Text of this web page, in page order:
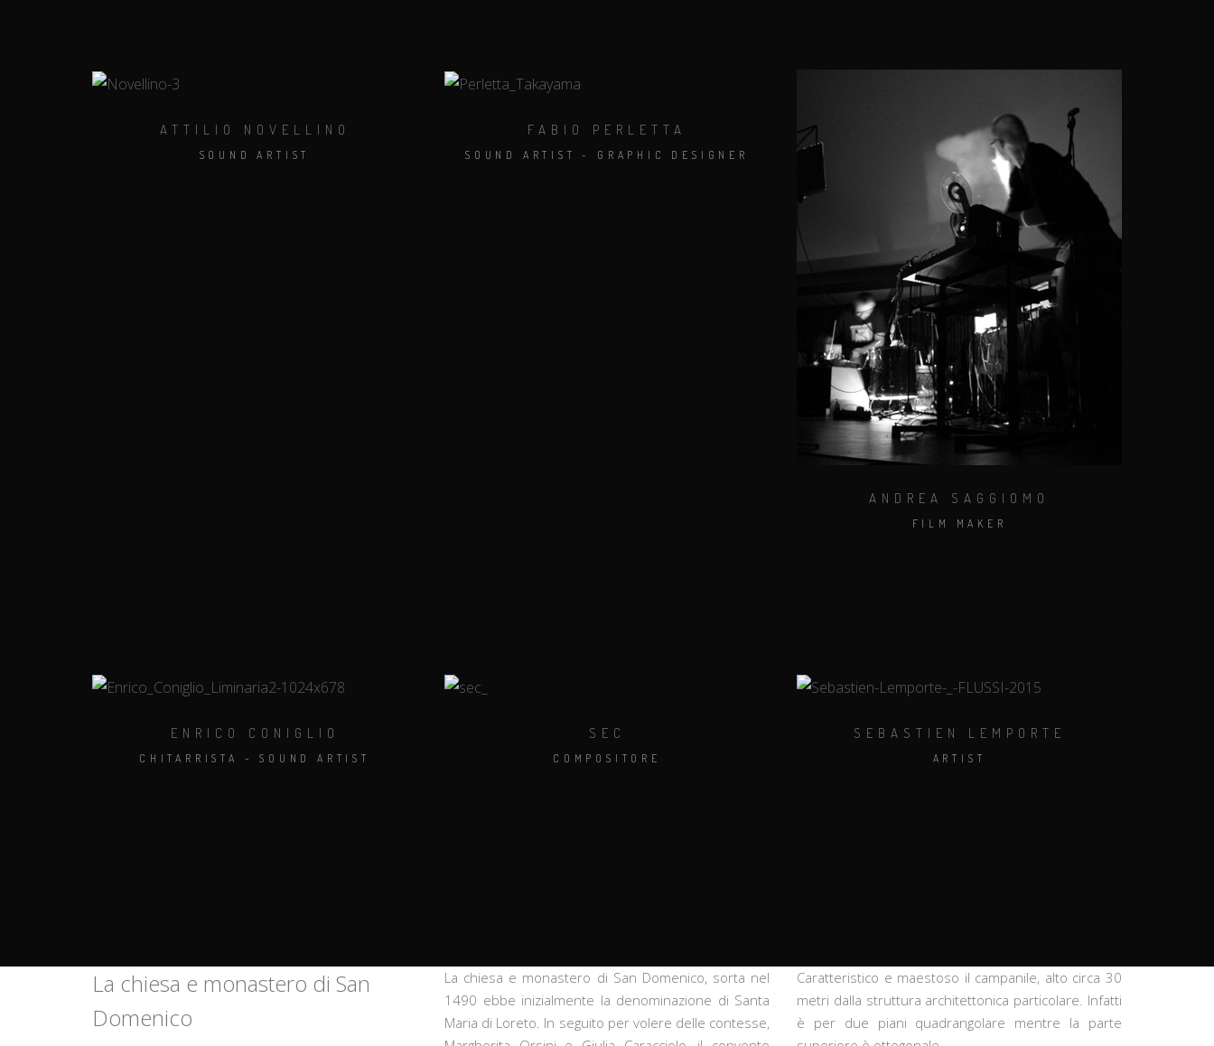
ATTILIO NOVELLINO
SOUND ARTIST
FABIO PERLETTA
SOUND ARTIST - GRAPHIC DESIGNER
ANDREA SAGGIOMO
FILM MAKER
ENRICO CONIGLIO
CHITARRISTA - SOUND ARTIST
SEC
COMPOSITORE
SEBASTIEN LEMPORTE
ARTIST
La chiesa e monastero di San
Domenico
La chiesa e monastero di San Domenico, sorta nel
1490 ebbe inizialmente la denominazione di Santa
Maria di Loreto. In seguito per volere delle contesse,
Caratteristico e maestoso il campanile, alto circa 30
metri dalla struttura architettonica particolare. Infatti
è per due piani quadrangolare mentre la parte